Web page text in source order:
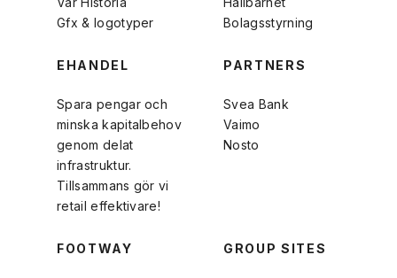
Gfx & logotyper
Bolagsstyrning
EHANDEL
Spara pengar och
minska kapitalbehov
genom delat
infrastruktur.
Tillsammans gör vi
retail effektivare!
PARTNERS
Svea Bank
Vaimo
Nosto
FOOTWAY GROUP SITES